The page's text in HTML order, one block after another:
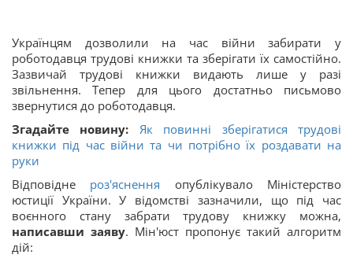
Українцям дозволили на час війни забирати у
роботодавця трудові книжки та зберігати їх самостійно.
Зазвичай трудові книжки видають лише у разі
звільнення. Тепер для цього достатньо письмово
звернутися до роботодавця.
Згадайте новину:
Як повинні зберігатися трудові
книжки під час війни та чи потрібно їх роздавати на
руки
Відповідне роз'яснення опублікувало Міністерство
юстиції України. У відомстві зазначили, що під час
воєнного стану забрати трудову книжку можна,
написавши заяву. Мін'юст пропонує такий алгоритм
дій: